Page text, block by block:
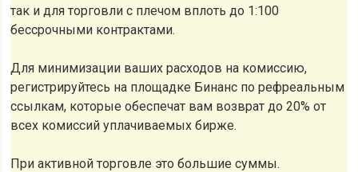
так и для торговли с плечом вплоть до 1:100
бессрочными контрактами.
Для минимизации ваших расходов на комиссию,
регистрируйтесь на площадке Бинанс по рефреальным
ссылкам, которые обеспечат вам возврат до 20% от
всех комиссий уплачиваемых бирже.
При активной торговле это большие суммы.